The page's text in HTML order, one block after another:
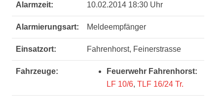
Alarmzeit: 10.02.2014 18:30 Uhr
Alarmierungsart: Meldeempfänger
Einsatzort: Fahrenhorst, Feinerstrasse
Fahrzeuge:
Feuerwehr Fahrenhorst:
LF 10/6, TLF 16/24 Tr.